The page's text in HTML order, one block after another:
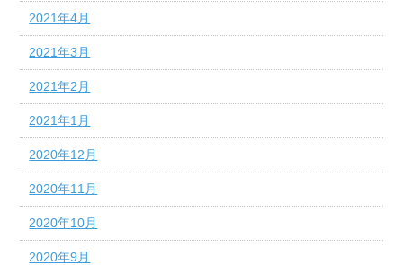
2021年4月
2021年3月
2021年2月
2021年1月
2020年12月
2020年11月
2020年10月
2020年9月